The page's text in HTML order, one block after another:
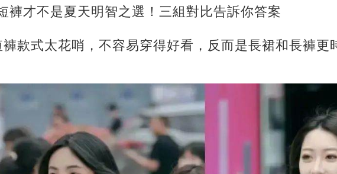
褲才不是夏天明智之選！三組對比告訴你答案
褲款式太花哨，不容易穿得好看，反而是長裙和長褲更